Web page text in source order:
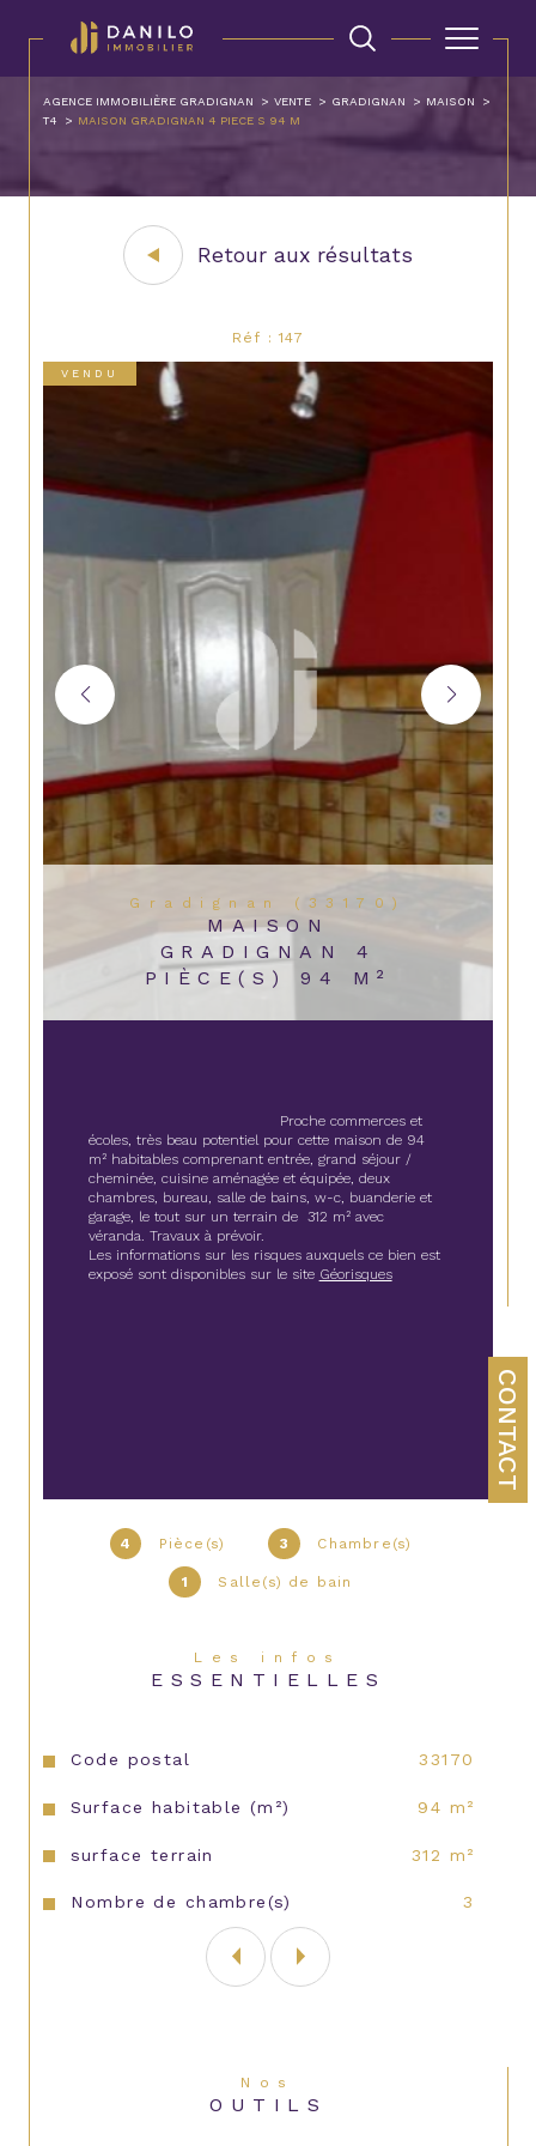
CONTACT
AGENCE IMMOBILIÈRE GRADIGNAN VENTE GRADIGNAN
MAISON
T4
MAISON GRADIGNAN 4 PIECE S 94 M
Retour aux résultats
Réf : 147
VENDU
Gradignan (33170)
MAISON
GRADIGNAN 4
PIÈCE(S) 94 M²
4 Pièce(s) 3 Chambre(s)
1 Salle(s) de bain
Les infos
ESSENTIELLES
Caractéristiques Valeurs
Code postal 33170
Surface habitable (m²) 94 m²
surface terrain 312 m²
Nombre de chambre(s) 3
écoles, très beau potentiel pour cette maison de 94
m² habitables comprenant entrée, grand séjour /
cheminée, cuisine aménagée et équipée, deux
chambres, bureau, salle de bains, w-c, buanderie et
garage, le tout sur un terrain de  312 m² avec
véranda. Travaux à prévoir.
Les informations sur les risques auxquels ce bien est
exposé sont disponibles sur le site Géorisques
Nos
OUTILS